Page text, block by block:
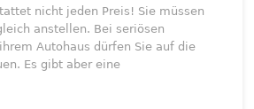
nicht jeden Preis! Sie müssen
anstellen. Bei seriösen
Autohaus dürfen Sie auf die
Es gibt aber eine